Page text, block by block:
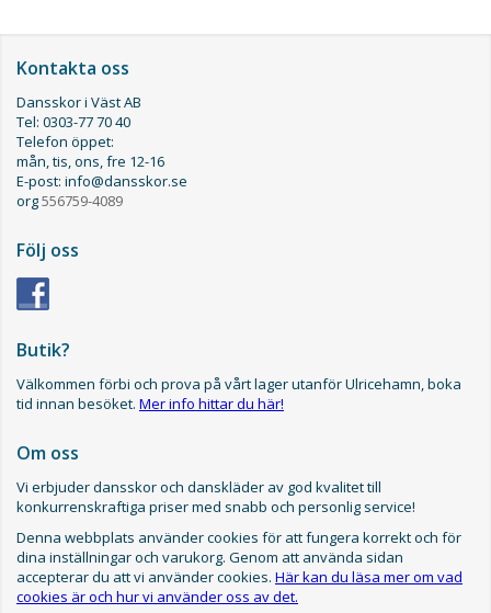
Kontakta oss
Dansskor i Väst AB
Tel: 0303-77 70 40
Telefon öppet:
mån, tis, ons, fre 12-16
E-post: info@dansskor.se
org556759-4089
Följ oss
Butik?
Välkommen förbi och prova på vårt lager utanför Ulricehamn, boka
tid innan besöket. Mer info hittar du här!
Om oss
Vi erbjuder dansskor och danskläder av god kvalitet till
konkurrenskraftiga priser med snabb och personlig service!
Denna webbplats använder cookies för att fungera korrekt och för
dina inställningar och varukorg. Genom att använda sidan
accepterar du att vi använder cookies. Här kan du läsa mer om vad
cookies är och hur vi använder oss av det.